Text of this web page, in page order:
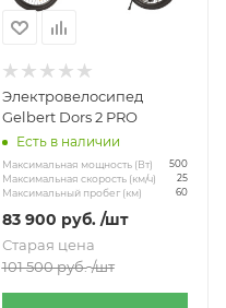
Электровелосипед
Gelbert Dors 2 PRO
Есть в наличии
Максимальная мощность (Вт) 500
Максимальная скорость (км/ч) 25
Максимальный пробег (км) 60
83 900 руб. /шт
Старая цена
101 500руб. /шт